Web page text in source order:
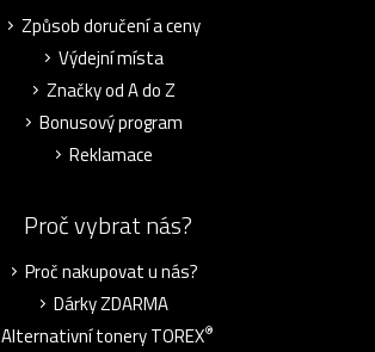
Způsob doručení a ceny
Výdejní místa
Značky od A do Z
Bonusový program
Reklamace
Proč vybrat nás?
Proč nakupovat u nás?
Dárky ZDARMA
Alternativní tonery TOREX®